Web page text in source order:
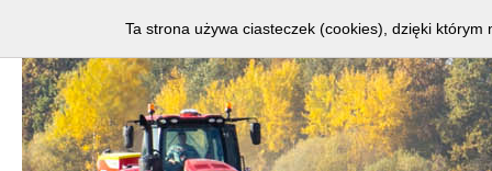
Ta strona używa ciasteczek (cookies), dzięki którym